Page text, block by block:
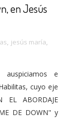
en Jesús
, jesús maría,
auspiciamos e
cuyo eje
EL ABORDAJE
DE DOWN" y